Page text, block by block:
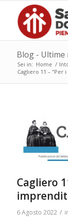
Blog - Ultime
Sei in: Home /
Cagliero 11 – “Per
Cagliero
6 Agosto 2022 /